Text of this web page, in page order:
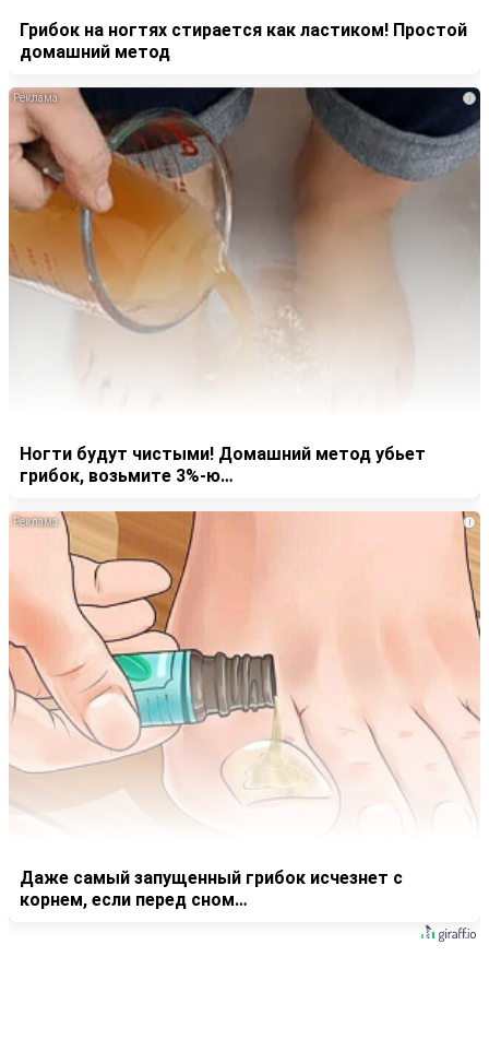
Грибок на ногтях стирается как ластиком! Простой
домашний метод
i
Ногти будут чистыми! Домашний метод убьет
грибок, возьмите 3%-ю…
i
Даже самый запущенный грибок исчезнет с
корнем, если перед сном…